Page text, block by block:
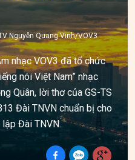
Nguyễn Quang Vinh/VOV3
nhạc VOV3 đã tổ chức
nói Việt Nam” nhạc
Quân, lời thơ của GS-TS
Đài TNVN chuẩn bị cho
lập Đài TNVN.